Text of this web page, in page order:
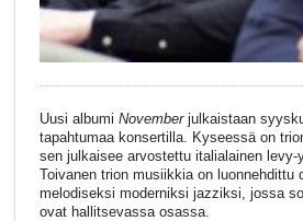
Uusi albumi Novemberjulkaistaan
tapahtumaa konsertilla. Kyseessä on
sen julkaisee arvostettu italialainen
Toivanen trion musiikkia on luonnehdittu
melodiseksi moderniksi jazziksi, jossa
ovat hallitsevassa osassa.